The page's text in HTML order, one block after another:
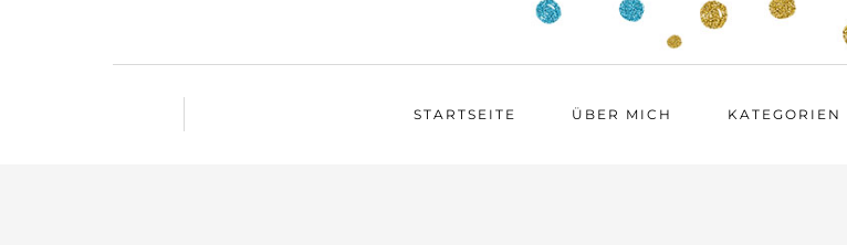
STARTSEITE ÜBER MICH KATEGORIEN